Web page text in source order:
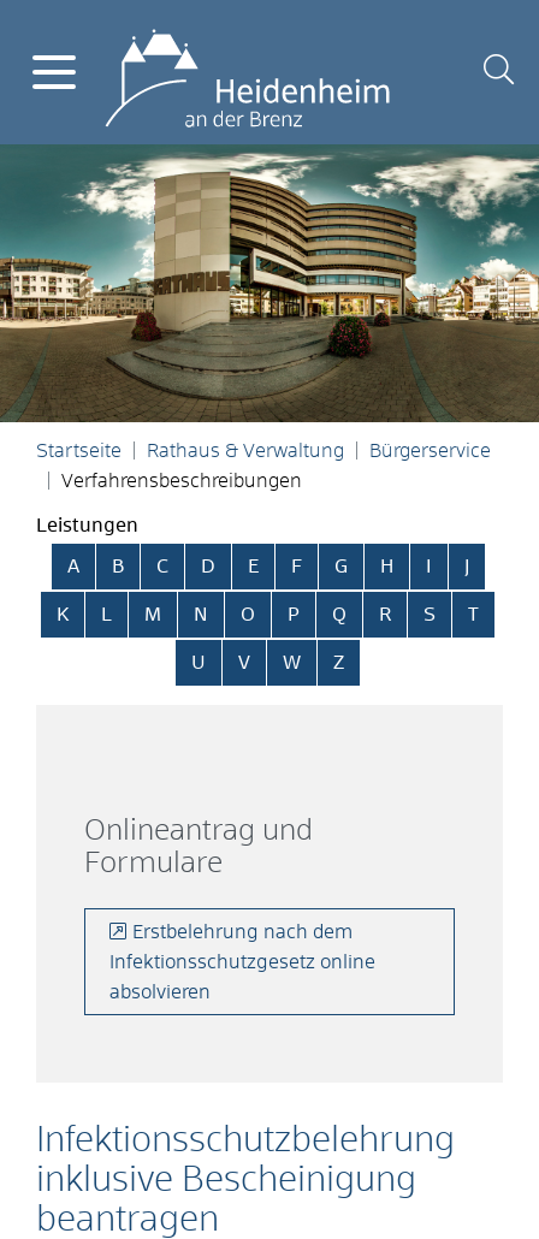
Startseite Rathaus & Verwaltung
Bürgerservice
Verfahrensbeschreibungen
Leistungen
Alphabetisches Register überspringen
A B C D E F G H
K L M N O P Q R S T
U V W Z
Infektionsschutzbelehrung
inklusive Bescheinigung
beantragen
Onlineantrag und
Formulare
Erstbelehrung nach dem
Infektionsschutzgesetz online
absolvieren